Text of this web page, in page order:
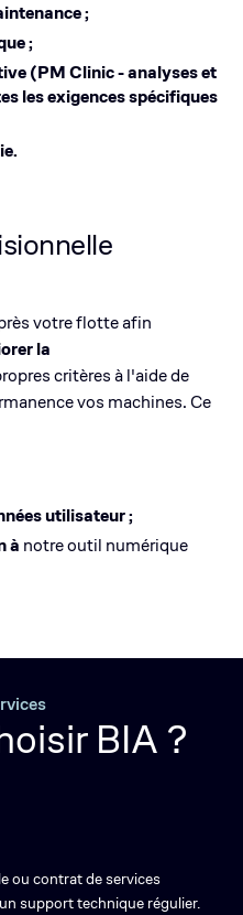
;
;
(PM Clinic - analyses et
les exigences spécifiques
votre flotte afin
la
critères à l'aide de
vos machines. Ce
utilisateur ;
à notre outil numérique
BIA ?
ou contrat de services
support technique régulier.